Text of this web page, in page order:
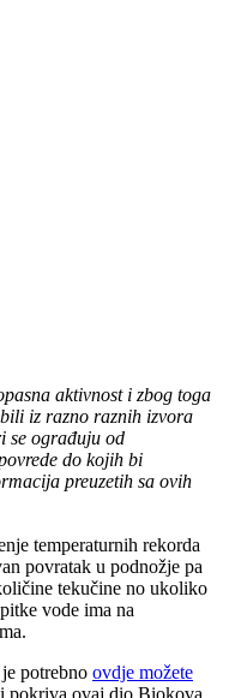
aktivnost i zbog toga
iz razno raznih izvora
se ograđuju od
do kojih bi
preuzetih sa ovih
temperaturnih rekorda
povratak u podnožje pa
tekučine no ukoliko
vode ima na
potrebno ovdje možete
pokriva ovaj dio Biokova